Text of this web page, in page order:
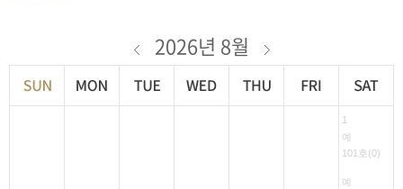
2026년 8월
1
예
101호(0)
예